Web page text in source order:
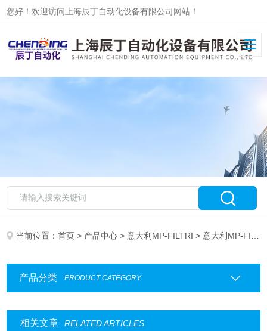
您好！欢迎访问上海辰丁自动化设备有限公司网站！
当前位置：首页 > 产品中心 >意大利MP-FILTRI > 意大利MP-FILTRI*
产品分类 PRODUCT CATEGORY
相关文章 RELATED ARTICLES